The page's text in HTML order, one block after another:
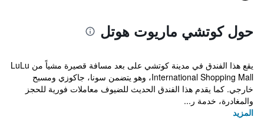
حول كوتشي ماريوت هوتل
يقع هذا الفندق في مدينة كوتشي على بعد مسافة قصيرة مشياً من LuLu
International Shopping Mall، وهو يتضمن سونا، جاكوزي ومسبح
خارجي. كما يقدم هذا الفندق الحديث للضيوف معاملات فورية للحجز
والمغادرة، خدمة ر...
المزيد